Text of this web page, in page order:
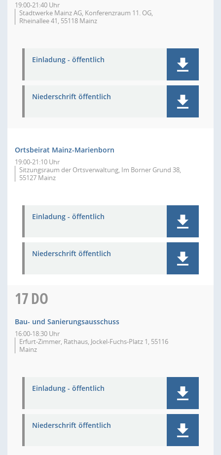
19:00-21:40 Uhr
Stadtwerke Mainz AG, Konferenzraum 11. OG,
Rheinallee 41, 55118 Mainz
Einladung - öffentlich
Niederschrift öffentlich
Ortsbeirat Mainz-Marienborn
19:00-21:10 Uhr
Sitzungsraum der Ortsverwaltung, Im Borner Grund 38,
55127 Mainz
Einladung - öffentlich
Niederschrift öffentlich
17DO
Bau- und Sanierungsausschuss
16:00-18:30 Uhr
Erfurt-Zimmer, Rathaus, Jockel-Fuchs-Platz 1, 55116
Mainz
Einladung - öffentlich
Niederschrift öffentlich